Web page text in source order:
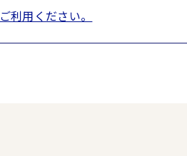
利用ください。